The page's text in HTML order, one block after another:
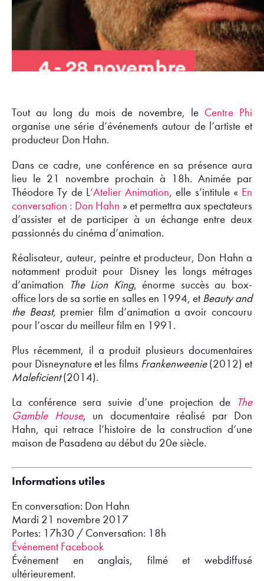
Tout au long du mois de novembre, le Centre Phi
organise une série d’événements autour de l’artiste et
producteur Don Hahn.
Dans ce cadre, une conférence en sa présence aura
lieu le 21 novembre prochain à 18h. Animée par
Théodore Ty de L‘Atelier Animation, elle s’intitule « En
conversation : Don Hahn » et permettra aux spectateurs
d’assister et de participer à un échange entre deux
passionnés du cinéma d’animation.
Réalisateur, auteur, peintre et producteur, Don Hahn a
notamment produit pour Disney les longs métrages
d’animation
The Lion King, énorme succès au box-
office lors de sa sortie en salles en 1994, et Beauty and
the Beast, premier film d’animation a avoir concouru
pour l’oscar du meilleur film en 1991.
Plus récemment, il a produit plusieurs documentaires
pour Disneynature et les films Frankenweenie(2012) et
Maleficient(2014).
La conférence sera suivie d’une projection de
The
Gamble House, un documentaire réalisé par Don
Hahn, qui retrace l’histoire de la construction d’une
maison de Pasadena au début du 20e siècle.
Informations utiles
En conversation: Don Hahn
Mardi 21 novembre 2017
Portes: 17h30 / Conversation: 18h
Événement Facebook
Événement en anglais, filmé et webdiffusé
ultérieurement.